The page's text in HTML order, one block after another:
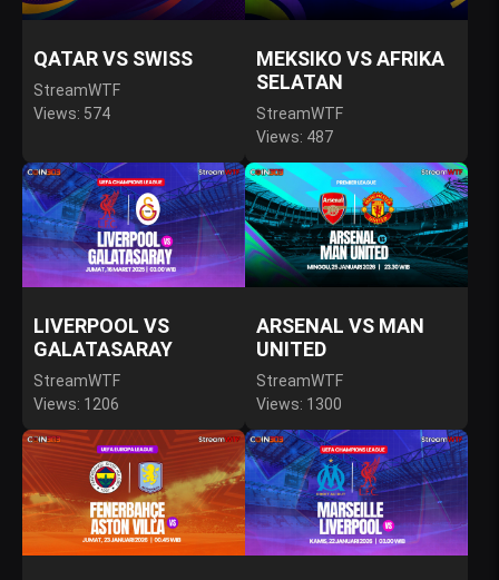
QATAR VS SWISS
StreamWTF
Views: 574
MEKSIKO VS AFRIKA
SELATAN
StreamWTF
Views: 487
LIVERPOOL VS
GALATASARAY
StreamWTF
Views: 1206
ARSENAL VS MAN
UNITED
StreamWTF
Views: 1300